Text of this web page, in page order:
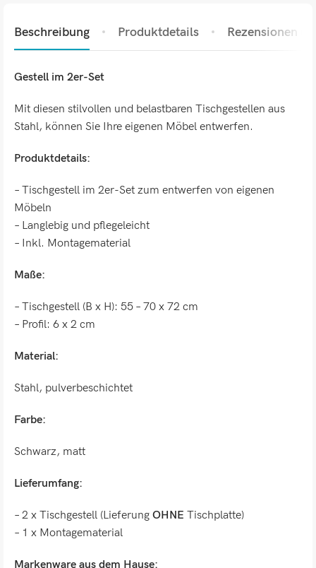
Beschreibung Produktdetails Rezensionen (0)
Gestell im 2er-Set
Mit diesen stilvollen und belastbaren Tischgestellen aus
Stahl, können Sie Ihre eigenen Möbel entwerfen.
Produktdetails:
– Tischgestell im 2er-Set zum entwerfen von eigenen
Möbeln
– Langlebig und pflegeleicht
– Inkl. Montagematerial
Maße:
– Tischgestell (B x H): 55 – 70 x 72 cm
– Profil: 6 x 2 cm
Material:
Stahl, pulverbeschichtet
Farbe:
Schwarz, matt
Lieferumfang:
– 2 x Tischgestell (Lieferung OHNE Tischplatte)
– 1 x Montagematerial
Markenware aus dem Hause: